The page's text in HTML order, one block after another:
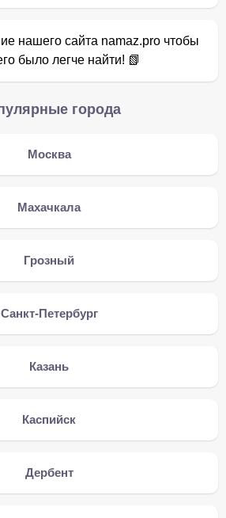
нашего сайта namaz.pro чтобы
было легче найти! 📗
города
Москва
Махачкала
Грозный
Санкт-Петербург
Казань
Каспийск
Дербент